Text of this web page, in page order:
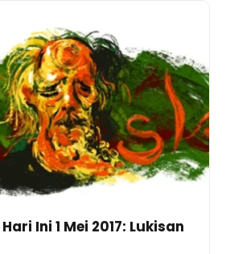
Ini 1 Mei 2017: Lukisan